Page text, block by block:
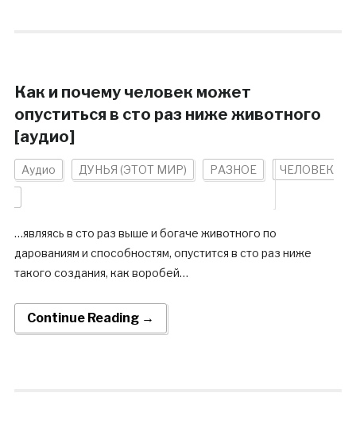
Как и почему человек может
опуститься в сто раз ниже животного
[аудио]
Аудио ДУНЬЯ (ЭТОТ МИР) РАЗНОЕ ЧЕЛОВЕК
…являясь в сто раз выше и богаче животного по
дарованиям и способностям, опустится в сто раз ниже
такого создания, как воробей…
Continue Reading →